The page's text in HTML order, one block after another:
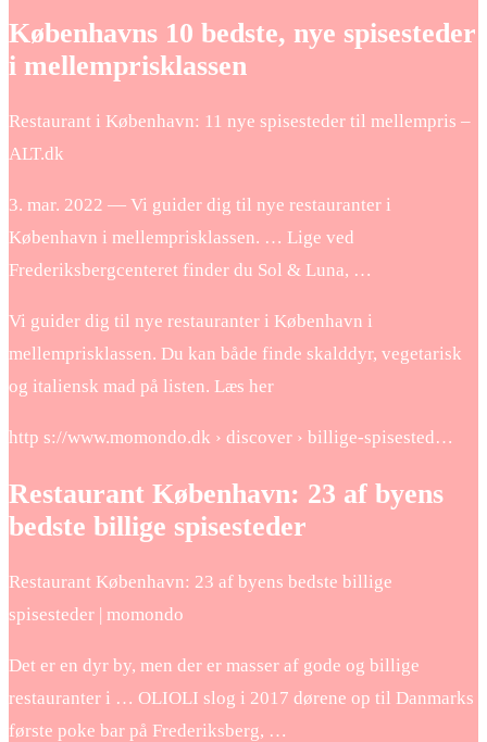
Københavns 10 bedste, nye spisesteder
i mellemprisklassen
Restaurant i København: 11 nye spisesteder til mellempris –
ALT.dk
3. mar. 2022 — Vi guider dig til nye restauranter i
København i mellemprisklassen. … Lige ved
Frederiksbergcenteret finder du Sol & Luna, …
Vi guider dig til nye restauranter i København i
mellemprisklassen. Du kan både finde skalddyr, vegetarisk
og italiensk mad på listen. Læs her
http s://www.momondo.dk › discover › billige-spisested…
Restaurant København: 23 af byens
bedste billige spisesteder
Restaurant København: 23 af byens bedste billige
spisesteder | momondo
Det er en dyr by, men der er masser af gode og billige
restauranter i … OLIOLI slog i 2017 dørene op til Danmarks
første poke bar på Frederiksberg, …